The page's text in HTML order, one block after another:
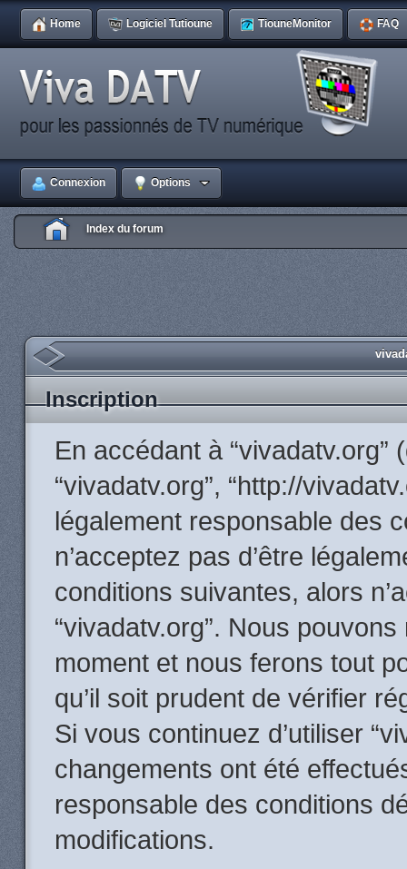
Home Logiciel Tutioune TiouneMonitor FAQ
Connexion Options
Index du forum
Inscription
En accédant à “vivadatv.org”
“vivadatv.org”, “http://
légalement responsable des
n’acceptez pas d’être
conditions suivantes, alors
“vivadatv.org”. Nous
moment et nous ferons tout
qu’il soit prudent de vérifier
Si vous continuez d’utiliser
changements ont été
responsable des conditions
modifications.